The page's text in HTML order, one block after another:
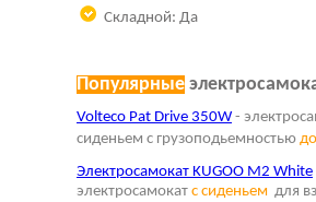
Складной: Да
Популярные
Volteco Pat Drive 350W -
сиденьем с грузоподьемностью
Электросамокат KUGOO M2 White
электросамокат с сиденьем для